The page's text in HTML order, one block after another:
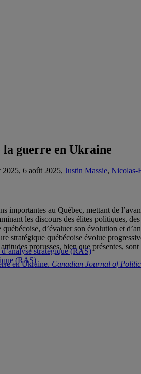
la guerre en Ukraine
6 août 2025, Justin Massie, Nicolas-
importantes au Québec, mettant de
les discours des élites politiques,
d’évaluer son évolution et
stratégique québécoise évolue
prorusses, bien que présentes,
en Ukraine. Canadian Journal of
stratégique (RAS)
(RAS)